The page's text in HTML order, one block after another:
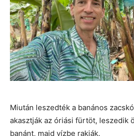
Miután leszedték a banános
akasztják az óriási fürtöt, leszedik
banánt, majd vízbe rakják.